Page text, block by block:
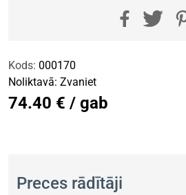
Kods: 000170
Noliktavā: Zvaniet
74.40 € / gab
Preces rādītāji